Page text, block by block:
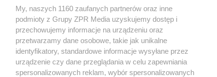
My, naszych 1160 zaufanych partnerów oraz inne
podmioty z Grupy ZPR Media uzyskujemy dostęp i
przechowujemy informacje na urządzeniu oraz
przetwarzamy dane osobowe, takie jak unikalne
identyfikatory, standardowe informacje wysyłane przez
urządzenie czy dane przeglądania w celu zapewniania
spersonalizowanych reklam, wybór spersonalizowanych